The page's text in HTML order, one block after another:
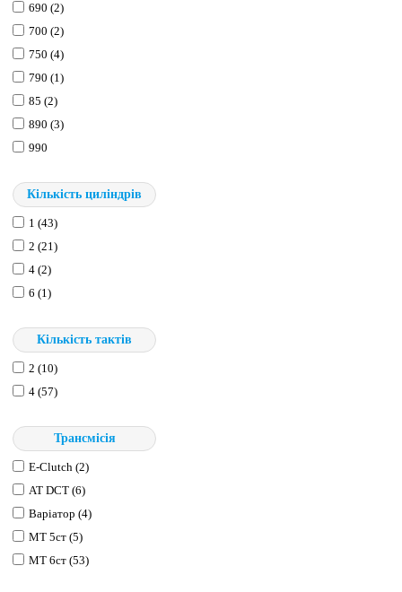
690 (2)
700 (2)
750 (4)
790 (1)
85 (2)
890 (3)
990
Кількість циліндрів
1 (43)
2 (21)
4 (2)
6 (1)
Кількість тактів
2 (10)
4 (57)
Трансмісія
E-Clutch (2)
АТ DCT (6)
Варіатор (4)
МТ 5ст (5)
МТ 6ст (53)